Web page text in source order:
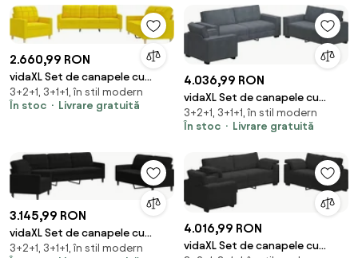
2.660,99 RON
vidaXL Set de canapele cu
perne, 3 piese, galben deschis,
textil
3+2+1, 3+1+1, în stil modern
În stoc
Livrare gratuită
4.036,99 RON
vidaXL Set de canapele cu
perne, 3 piese, gri închis,
catifea
3+2+1, 3+1+1, în stil modern
În stoc
Livrare gratuită
3.145,99 RON
vidaXL Set de canapele cu
perne, 3 piese, negru, catifea
3+2+1, 3+1+1, în stil modern
4.016,99 RON
vidaXL Set de canapele cu